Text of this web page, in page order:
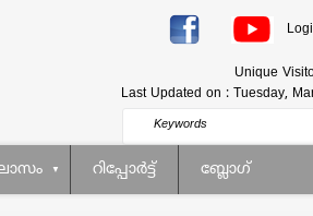
Unique
Last Updated on : Tuesday,
Search
റിപ്പോര്‍ട്ട് ബ്ലോഗ്